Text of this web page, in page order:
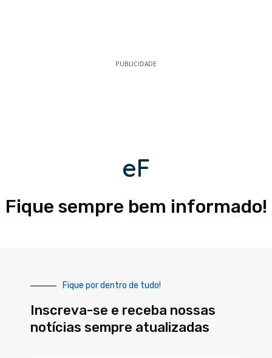
PUBLICIDADE
eF
Fique sempre bem informado!
Fique por dentro de tudo!
Inscreva-se e receba nossas
notícias sempre atualizadas